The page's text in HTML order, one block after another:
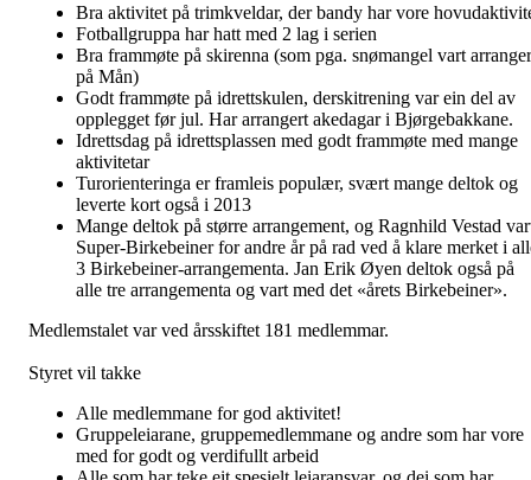
Bra aktivitet på trimkveldar, der bandy har vore
Fotballgruppa har hatt med 2 lag i serien
Bra frammøte på skirenna (som pga. snømangel vart
på Mån)
Godt frammøte på idrettskulen, derskitrening var ein del av
opplegget før jul. Har arrangert akedagar i Bjørgebakkane.
Idrettsdag på idrettsplassen med godt frammøte med mange
aktivitetar
Turorienteringa er framleis populær, svært mange deltok og
leverte kort også i 2013
Mange deltok på større arrangement, og Ragnhild Vestad
Super-Birkebeiner for andre år på rad ved å klare merket i
3 Birkebeiner-arrangementa. Jan Erik Øyen deltok også på
alle tre arrangementa og vart med det «årets Birkebeiner».
Medlemstalet var ved årsskiftet 181 medlemmar.
Styret vil takke
Alle medlemmane for god aktivitet!
Gruppeleiarane, gruppemedlemmane og andre som har vore
med for godt og verdifullt arbeid